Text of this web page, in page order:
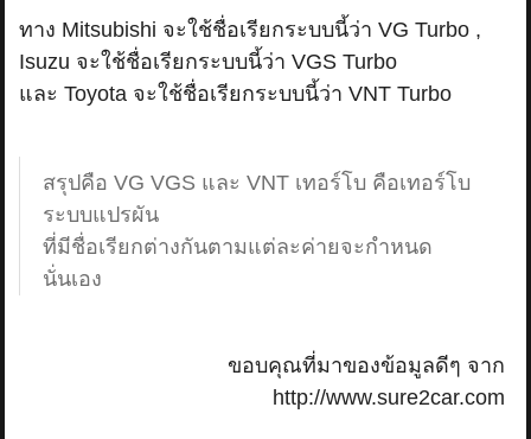
ทาง Mitsubishi จะใช้ชื่อเรียกระบบนี้ว่า VG Turbo ,
Isuzu จะใช้ชื่อเรียกระบบนี้ว่า VGS Turbo
และ Toyota จะใช้ชื่อเรียกระบบนี้ว่า VNT Turbo
สรุปคือ VG VGS และ VNT เทอร์โบ คือเทอร์โบ
ระบบแปรผัน
ที่มีชื่อเรียกต่างกันตามแต่ละค่ายจะกำหนด
นั่นเอง
ขอบคุณที่มาของข้อมูลดีๆ จาก
http://www.sure2car.com